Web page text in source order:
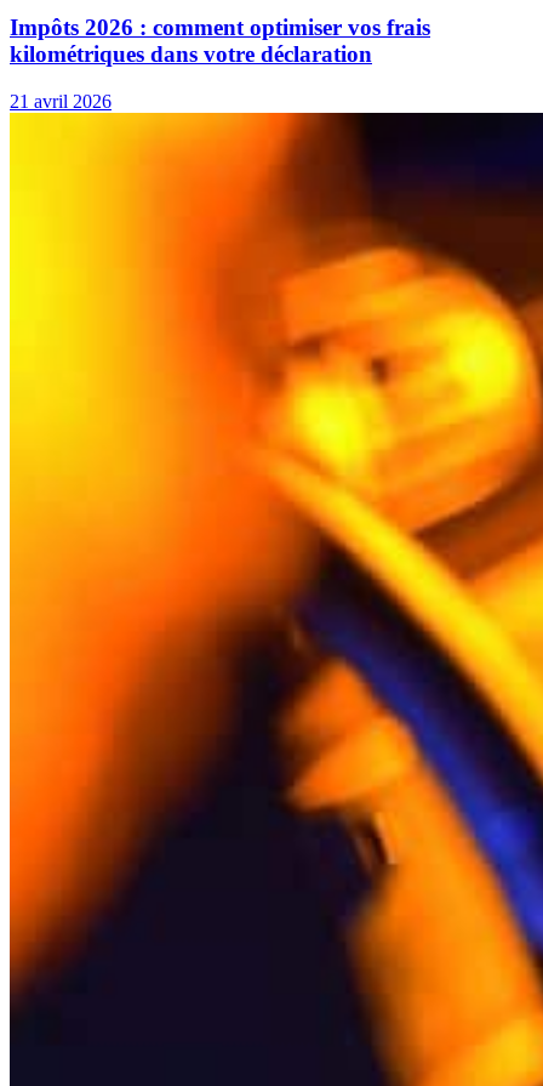
Impôts 2026 : comment optimiser vos frais
kilométriques dans votre déclaration
21 avril 2026